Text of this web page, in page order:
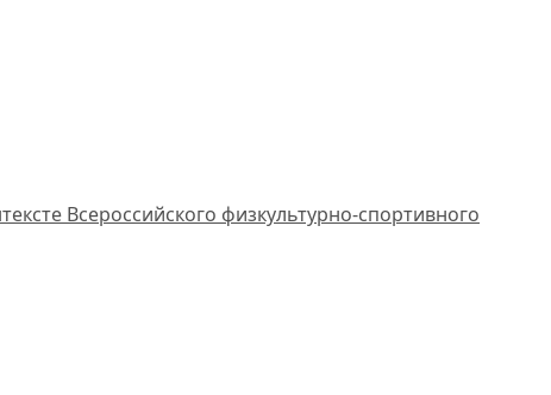
Всероссийского физкультурно-спортивного